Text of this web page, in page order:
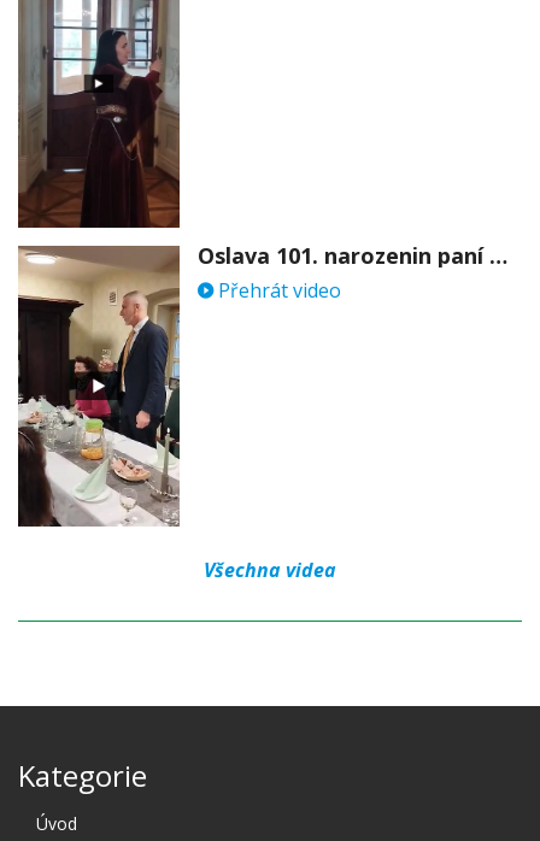
Oslava 101. narozenin paní Věry Skořepové
Přehrát video
Všechna videa
Kategorie
Úvod